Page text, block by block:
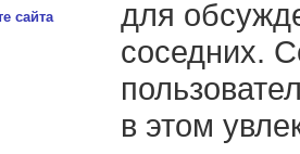
сайта
для
соседних.
в этом